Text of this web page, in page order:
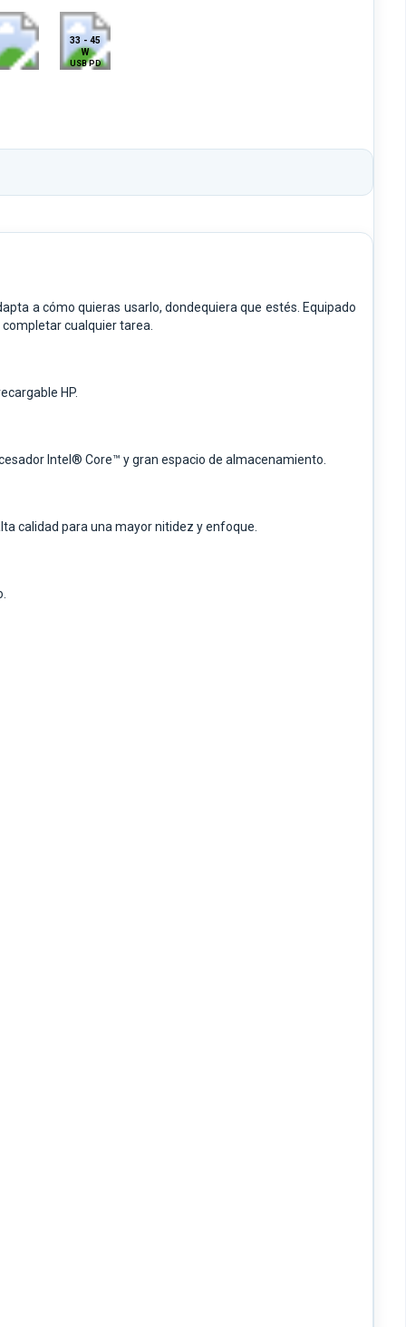
33 - 45
W
USB PD
a cómo quieras usarlo, dondequiera que estés. Equipado
cualquier tarea.
HP.
Intel® Core™ y gran espacio de almacenamiento.
calidad para una mayor nitidez y enfoque.